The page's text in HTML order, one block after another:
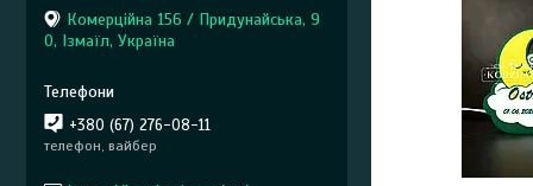
Комерційна 156 / Придунайська, 9
0, Ізмаїл, Україна
+380 (67) 276-08-11
телефон, вайбер